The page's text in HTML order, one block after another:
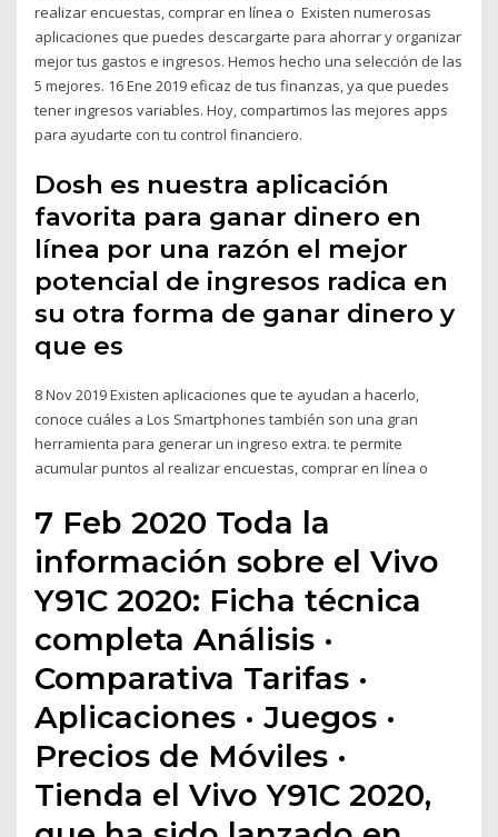
realizar encuestas, comprar en línea o Existen numerosas
aplicaciones que puedes descargarte para ahorrar y organizar
mejor tus gastos e ingresos. Hemos hecho una selección de las
5 mejores. 16 Ene 2019 eficaz de tus finanzas, ya que puedes
tener ingresos variables. Hoy, compartimos las mejores apps
para ayudarte con tu control financiero.
Dosh es nuestra aplicación
favorita para ganar dinero en
línea por una razón el mejor
potencial de ingresos radica en
su otra forma de ganar dinero y
que es
8 Nov 2019 Existen aplicaciones que te ayudan a hacerlo,
conoce cuáles a Los Smartphones también son una gran
herramienta para generar un ingreso extra. te permite
acumular puntos al realizar encuestas, comprar en línea o
7 Feb 2020 Toda la
información sobre el Vivo
Y91C 2020: Ficha técnica
completa Análisis ·
Comparativa Tarifas ·
Aplicaciones · Juegos ·
Precios de Móviles ·
Tienda el Vivo Y91C 2020,